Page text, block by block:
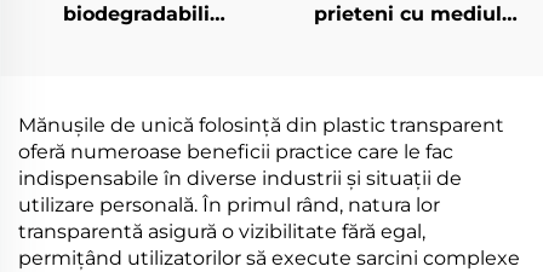
biodegradabili
amido de porumb
prieteni cu mediul
materiale PLA PBAT
amido de porumb
Mănușile de unică folosință din plastic transparent
oferă numeroase beneficii practice care le fac
indispensabile în diverse industrii și situații de
utilizare personală. În primul rând, natura lor
transparentă asigură o vizibilitate fără egal,
permițând utilizatorilor să execute sarcini complexe